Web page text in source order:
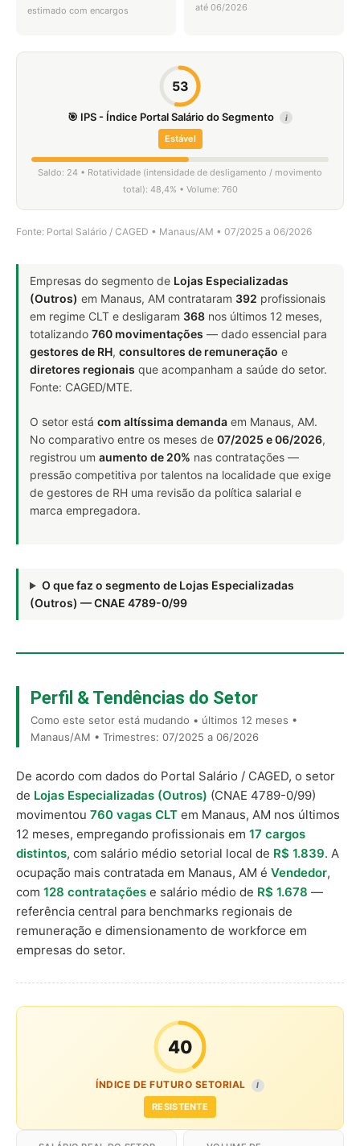
estimado com encargos até 06/2026
53
🎯 IPS - Índice Portal Salário do Segmento i
Estável
Saldo: 24 • Rotatividade (intensidade de desligamento / movimento
total): 48,4% • Volume: 760
Fonte: Portal Salário / CAGED • Manaus/AM • 07/2025 a 06/2026
Empresas do segmento de Lojas Especializadas
(Outros) em Manaus, AM contrataram 392 profissionais
em regime CLT e desligaram 368 nos últimos 12 meses,
totalizando 760 movimentações — dado essencial para
gestores de RH, consultores de remuneração e
diretores regionais que acompanham a saúde do setor.
Fonte: CAGED/MTE.
O setor está com altíssima demanda em Manaus, AM.
No comparativo entre os meses de 07/2025 e 06/2026,
registrou um aumento de 20% nas contratações —
pressão competitiva por talentos na localidade que exige
de gestores de RH uma revisão da política salarial e
marca empregadora.
O que faz o segmento de Lojas Especializadas
(Outros) — CNAE 4789-0/99
Perfil & Tendências do Setor
Como este setor está mudando • últimos 12 meses •
Manaus/AM • Trimestres: 07/2025 a 06/2026
De acordo com dados do Portal Salário / CAGED, o setor
de Lojas Especializadas (Outros) (CNAE 4789-0/99)
movimentou 760 vagas CLT em Manaus, AM nos últimos
12 meses, empregando profissionais em 17 cargos
distintos, com salário médio setorial local de R$ 1.839. A
ocupação mais contratada em Manaus, AM é Vendedor,
com 128 contratações e salário médio de R$ 1.678 —
referência central para benchmarks regionais de
remuneração e dimensionamento de workforce em
empresas do setor.
40
ÍNDICE DE FUTURO SETORIAL I
RESISTENTE